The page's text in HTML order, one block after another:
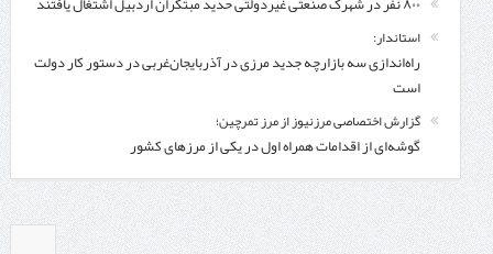
استاندار:
راه‌اندازی سه بازارچه جدید مرزی در آذربایجان‌غربی در دستور کار دولت
است
گزارش اختصاصی مرزنیوز از مرز تمرچین؛
گوشه‌ای از اقدامات همراه اول در یکی از مرزهای کشور